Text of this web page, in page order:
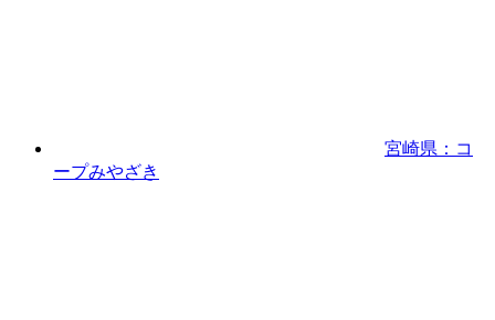
宮崎県：コ
ープみやざき